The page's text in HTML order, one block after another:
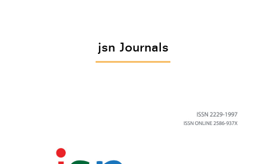
jsn Journals